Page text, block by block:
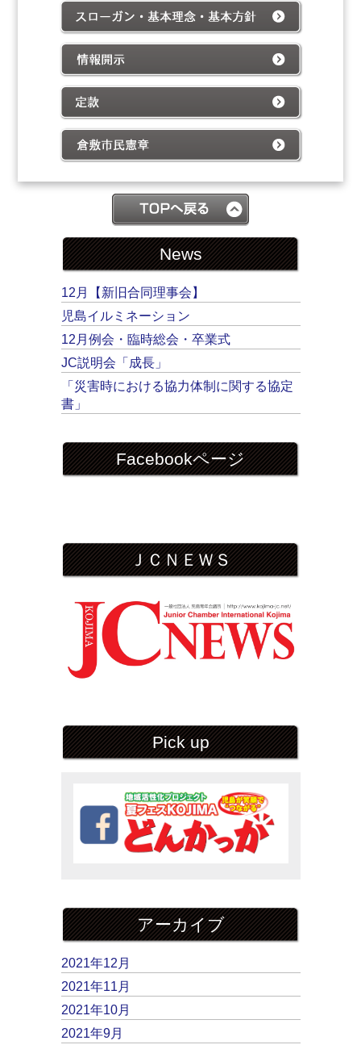
News
12月【新旧合同理事会】
児島イルミネーション
12月例会・臨時総会・卒業式
JC説明会「成長」
「災害時における協力体制に関する協定
書」
Facebookページ
ＪＣＮＥＷＳ
Pick up
アーカイブ
2021年12月
2021年11月
2021年10月
2021年9月